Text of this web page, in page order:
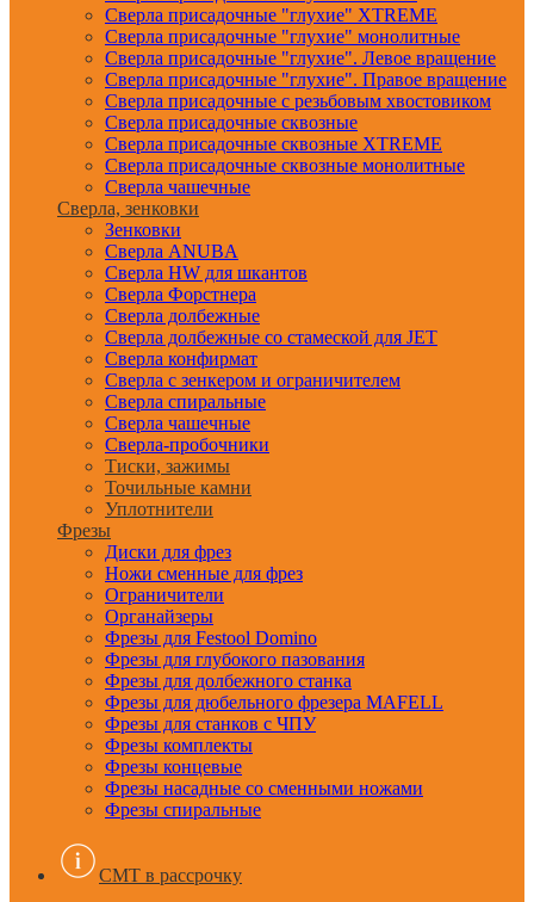
Сверла присадочные "глухие" XTREME
Сверла присадочные "глухие" монолитные
Сверла присадочные "глухие". Левое вращение
Сверла присадочные "глухие". Правое вращение
Сверла присадочные с резьбовым хвостовиком
Сверла присадочные сквозные
Сверла присадочные сквозные XTREME
Сверла присадочные сквозные монолитные
Сверла чашечные
Сверла, зенковки
Зенковки
Сверла ANUBA
Сверла HW для шкантов
Сверла Форстнера
Сверла долбежные
Сверла долбежные со стамеской для JET
Сверла конфирмат
Сверла с зенкером и ограничителем
Сверла спиральные
Сверла чашечные
Сверла-пробочники
Тиски, зажимы
Точильные камни
Уплотнители
Фрезы
Диски для фрез
Ножи сменные для фрез
Ограничители
Органайзеры
Фрезы для Festool Domino
Фрезы для глубокого пазования
Фрезы для долбежного станка
Фрезы для дюбельного фрезера MAFELL
Фрезы для станков с ЧПУ
Фрезы комплекты
Фрезы концевые
Фрезы насадные со сменными ножами
Фрезы спиральные
CMT в рассрочку